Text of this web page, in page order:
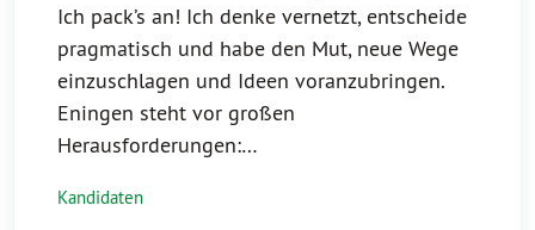
Ich pack’s an! Ich denke vernetzt, entscheide
pragmatisch und habe den Mut, neue Wege
einzuschlagen und Ideen voranzubringen.
Eningen steht vor großen
Herausforderungen:…
Kandidaten